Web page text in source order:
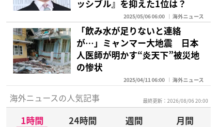
ッシブル』を抑えた1位は？
2025/05/06 06:00 海外ニュース
「飲み水が足りないと連絡
が…」ミャンマー大地震 日本
人医師が明かす“炎天下”被災地
の惨状
2025/04/11 06:00 海外ニュース
海外ニュースの人気記事 最終更新：2026/08/06 20:00
1時間 24時間 週間
月間